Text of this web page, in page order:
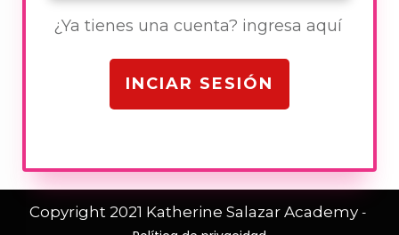
¿Ya tienes una cuenta? ingresa aquí
INCIAR SESIÓN
Copyright 2021 Katherine Salazar Academy -